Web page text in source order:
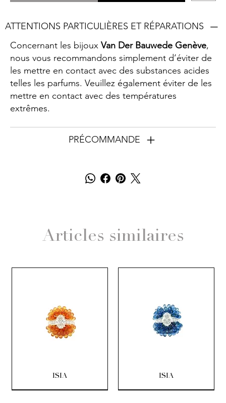
ATTENTIONS PARTICULIÈRES ET RÉPARATIONS
Concernant les bijoux Van Der Bauwede Genève,
nous vous recommandons simplement d’éviter de
les mettre en contact avec des substances acides
telles les parfums. Veuillez également éviter de les
mettre en contact avec des températures
extrêmes.
PRÉCOMMANDE
Articles similaires
ISIA ISIA